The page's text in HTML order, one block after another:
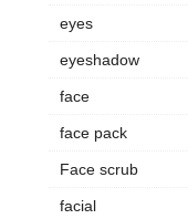
eyes
eyeshadow
face
face pack
Face scrub
facial